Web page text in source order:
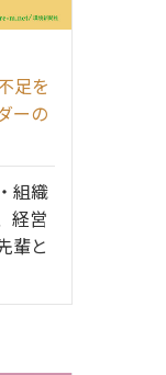
足を
ーの
組織
経営
輩と